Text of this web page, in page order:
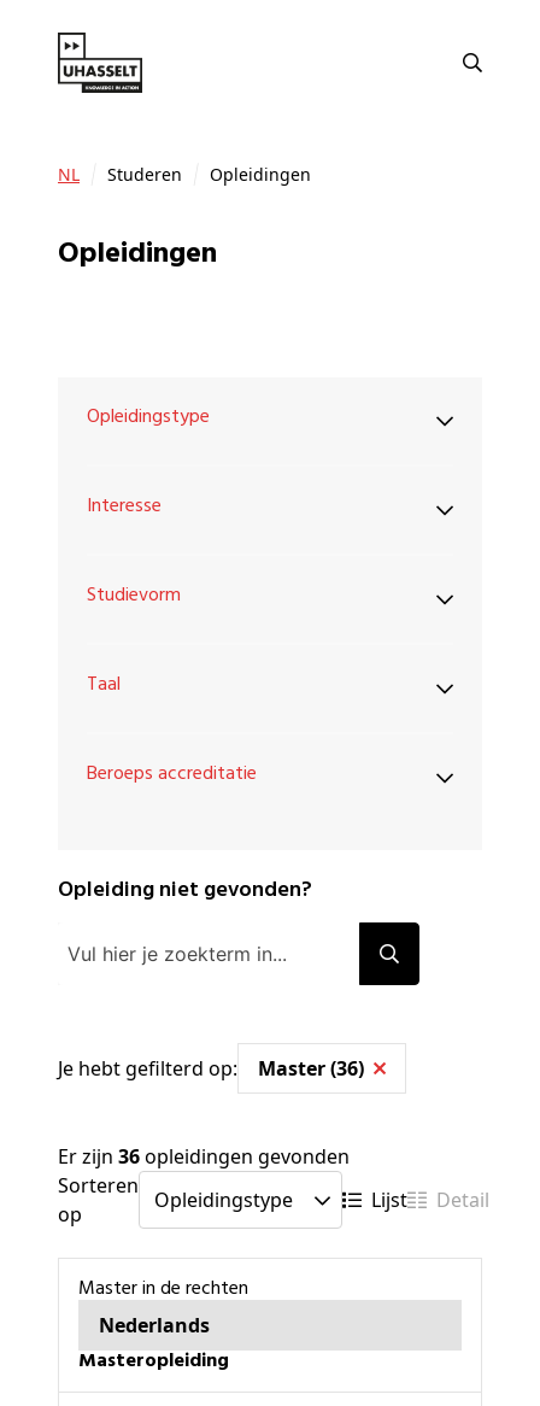
NL Studeren Opleidingen
Opleidingen
Opleidingstype
Interesse
Studievorm
Taal
Beroeps accreditatie
Opleiding niet gevonden?
Je hebt gefilterd op: Master (36)
Er zijn 36opleidingen gevonden
Sorteren
op
Lijst Detail
master in de rechten
Nederlands
masteropleiding